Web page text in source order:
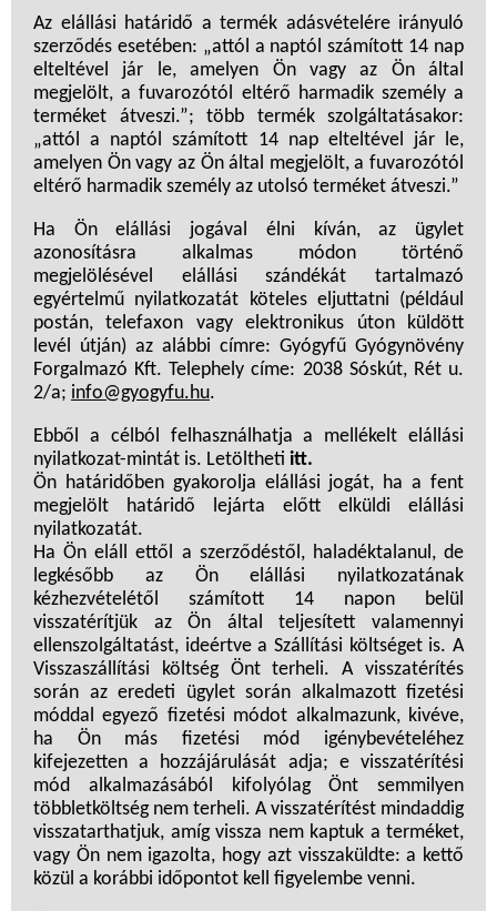
Az elállási határidő a termék adásvételére irányuló
szerződés esetében: „attól a naptól számított 14 nap
elteltével jár le, amelyen Ön vagy az Ön által
megjelölt, a fuvarozótól eltérő harmadik személy a
terméket átveszi.”; több termék szolgáltatásakor:
„attól a naptól számított 14 nap elteltével jár le,
amelyen Ön vagy az Ön által megjelölt, a fuvarozótól
eltérő harmadik személy az utolsó terméket átveszi.”
Ha Ön elállási jogával élni kíván, az ügylet
azonosításra alkalmas módon történő
megjelölésével elállási szándékát tartalmazó
egyértelmű nyilatkozatát köteles eljuttatni (például
postán, telefaxon vagy elektronikus úton küldött
levél útján) az alábbi címre: Gyógyfű Gyógynövény
Forgalmazó Kft. Telephely címe: 2038 Sóskút, Rét u.
2/a; info@gyogyfu.hu.
Ebből a célból felhasználhatja a mellékelt elállási
nyilatkozat-mintát is. Letöltheti itt.
Ön határidőben gyakorolja elállási jogát, ha a fent
megjelölt határidő lejárta előtt elküldi elállási
nyilatkozatát.
Ha Ön eláll ettől a szerződéstől, haladéktalanul, de
legkésőbb az Ön elállási nyilatkozatának
kézhezvételétől számított 14 napon belül
visszatérítjük az Ön által teljesített valamennyi
ellenszolgáltatást, ideértve a Szállítási költséget is. A
Visszaszállítási költség Önt terheli. A visszatérítés
során az eredeti ügylet során alkalmazott fizetési
móddal egyező fizetési módot alkalmazunk, kivéve,
ha Ön más fizetési mód igénybevételéhez
kifejezetten a hozzájárulását adja; e visszatérítési
mód alkalmazásából kifolyólag Önt semmilyen
többletköltség nem terheli. A visszatérítést mindaddig
visszatarthatjuk, amíg vissza nem kaptuk a terméket,
vagy Ön nem igazolta, hogy azt visszaküldte: a kettő
közül a korábbi időpontot kell figyelembe venni.